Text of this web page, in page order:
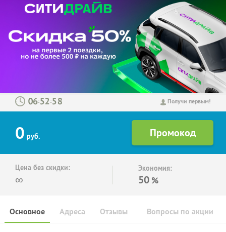
Получи первым!
: :
0 руб.
Цена без скидки:
∞
Экономия:
50 %
Основное Отзывы Вопросы по акции
Адреса